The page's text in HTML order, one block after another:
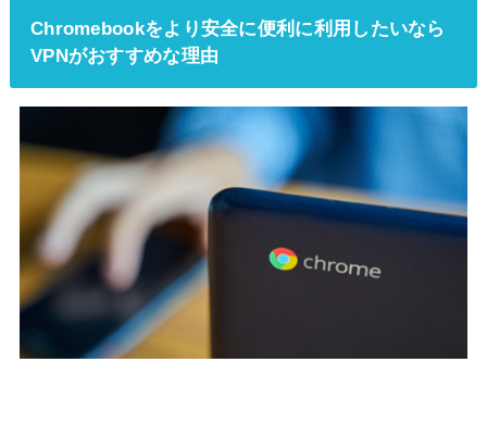
Chromebookをより安全に便利に利用したいなら
VPNがおすすめな理由